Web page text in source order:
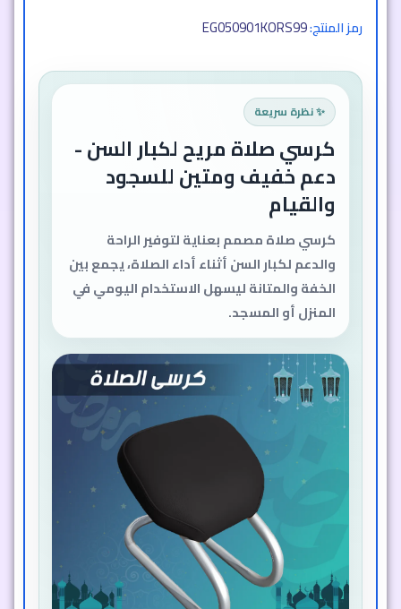
رمز المنتج:EG050901KORS99
✨ نظرة سريعة
كرسي صلاة مريح لكبار السن -
دعم خفيف ومتين للسجود
والقيام
كرسي صلاة مصمم بعناية لتوفير الراحة
والدعم لكبار السن أثناء أداء الصلاة، يجمع بين
الخفة والمتانة ليسهل الاستخدام اليومي في
المنزل أو المسجد.